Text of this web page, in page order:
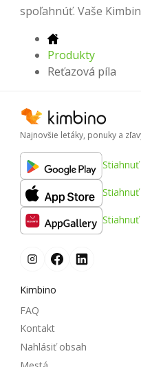
spoľahnúť. Vaše
Produkty
Reťazová píla
Najnovšie letáky, ponuky a
Stiahnuť
Stiahnuť
Stiahnuť
Kimbino
FAQ
Kontakt
Nahlásiť obsah